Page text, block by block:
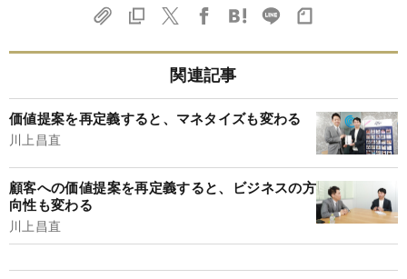
関連記事
価値提案を再定義すると、マネタイズも変わる
川上昌直
顧客への価値提案を再定義すると、ビジネスの方
向性も変わる
川上昌直